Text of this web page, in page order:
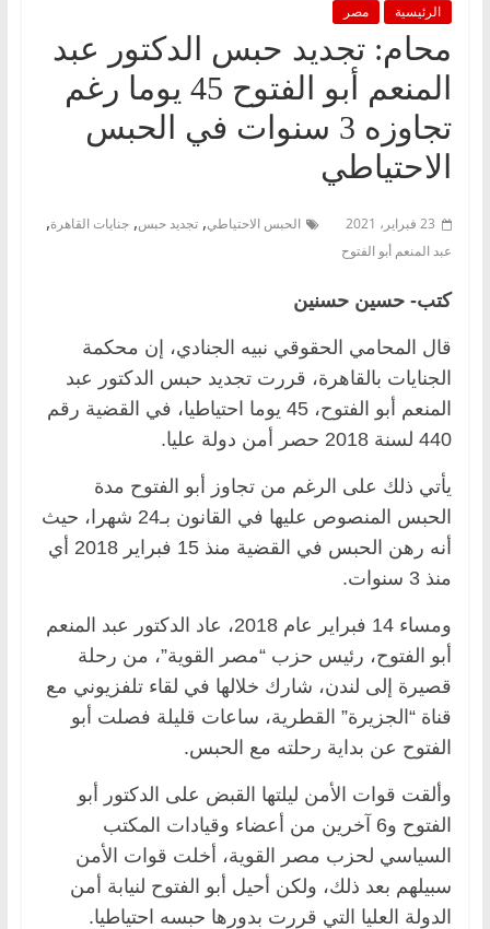
الرئيسية مصر
محام: تجديد حبس الدكتور عبد
المنعم أبو الفتوح 45 يوما رغم
تجاوزه 3 سنوات في الحبس
الاحتياطي
23 فبراير، 2021 الحبس الاحتياطي, تجديد حبس, جنايات القاهرة,
عبد المنعم أبو الفتوح
كتب- حسين حسنين
قال المحامي الحقوقي نبيه الجنادي، إن محكمة
الجنايات بالقاهرة، قررت تجديد حبس الدكتور عبد
المنعم أبو الفتوح، 45 يوما احتياطيا، في القضية رقم
440 لسنة 2018 حصر أمن دولة عليا.
يأتي ذلك على الرغم من تجاوز أبو الفتوح مدة
الحبس المنصوص عليها في القانون بـ24 شهرا، حيث
أنه رهن الحبس في القضية منذ 15 فبراير 2018 أي
منذ 3 سنوات.
ومساء 14 فبراير عام 2018، عاد الدكتور عبد المنعم
أبو الفتوح، رئيس حزب “مصر القوية”، من رحلة
قصيرة إلى لندن، شارك خلالها في لقاء تلفزيوني مع
قناة “الجزيرة” القطرية، ساعات قليلة فصلت أبو
الفتوح عن بداية رحلته مع الحبس.
وألقت قوات الأمن ليلتها القبض على الدكتور أبو
الفتوح و6 آخرين من أعضاء وقيادات المكتب
السياسي لحزب مصر القوية، أخلت قوات الأمن
سبيلهم بعد ذلك، ولكن أحيل أبو الفتوح لنيابة أمن
الدولة العليا التي قررت بدورها حبسه احتياطيا.